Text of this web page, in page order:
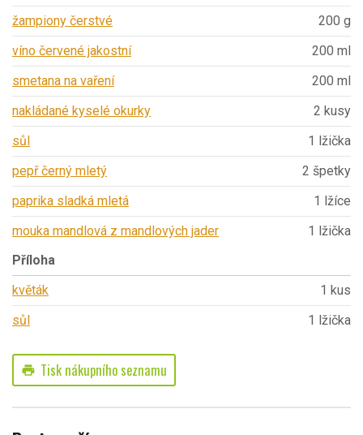
žampiony čerstvé
200 g
víno červené jakostní
200 ml
smetana na vaření
200 ml
nakládané kyselé okurky
2 kusy
sůl
1 lžička
pepř černý mletý
2 špetky
paprika sladká mletá
1 lžíce
mouka mandlová z mandlových jader
1 lžička
Příloha
květák
1 kus
sůl
1 lžička
print Tisk nákupního seznamu